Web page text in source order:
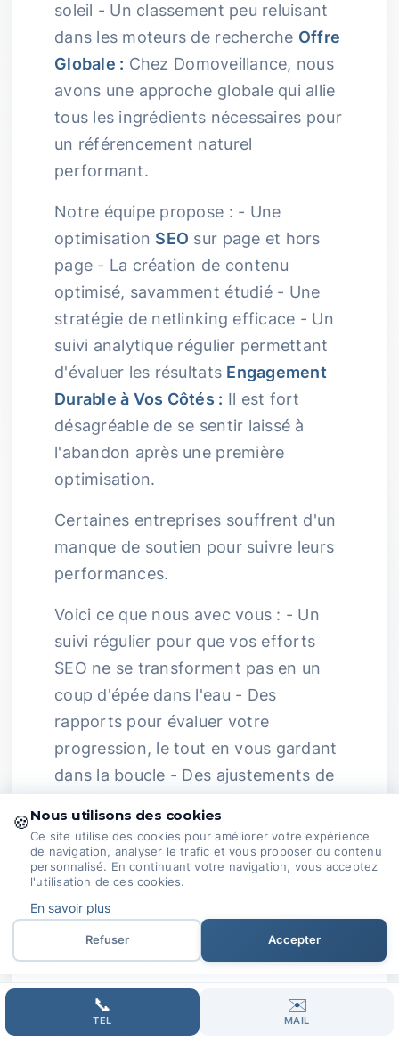
soleil - Un classement peu reluisant
dans les moteurs de recherche Offre
Globale : Chez Domoveillance, nous
avons une approche globale qui allie
tous les ingrédients nécessaires pour
un référencement naturel
performant.
Notre équipe propose : - Une
optimisation SEO sur page et hors
page - La création de contenu
optimisé, savamment étudié - Une
stratégie de netlinking efficace - Un
suivi analytique régulier permettant
d'évaluer les résultats Engagement
Durable à Vos Côtés : Il est fort
désagréable de se sentir laissé à
l'abandon après une première
optimisation.
Certaines entreprises souffrent d'un
manque de soutien pour suivre leurs
performances.
Voici ce que nous avec vous : - Un
suivi régulier pour que vos efforts
SEO ne se transforment pas en un
coup d'épée dans l'eau - Des
rapports pour évaluer votre
progression, le tout en vous gardant
dans la boucle - Des ajustements de
changements d'algorithmes et des
dynamiques du marchéPassion au
Service de Votre Réussite :
complexité du
frissonner, surtout avec des
algorithmes en perpétuelle évolution.
C'est là que nous intervenons ! Notre
passion pour le référencement
📞
TEL
✉️
MAIL
🍪Nous utilisons des cookies
Ce site utilise des cookies pour améliorer votre expérience
de navigation, analyser le trafic et vous proposer du contenu
personnalisé. En continuant votre navigation, vous acceptez
l'utilisation de ces cookies.
En savoir plus
Refuser Accepter